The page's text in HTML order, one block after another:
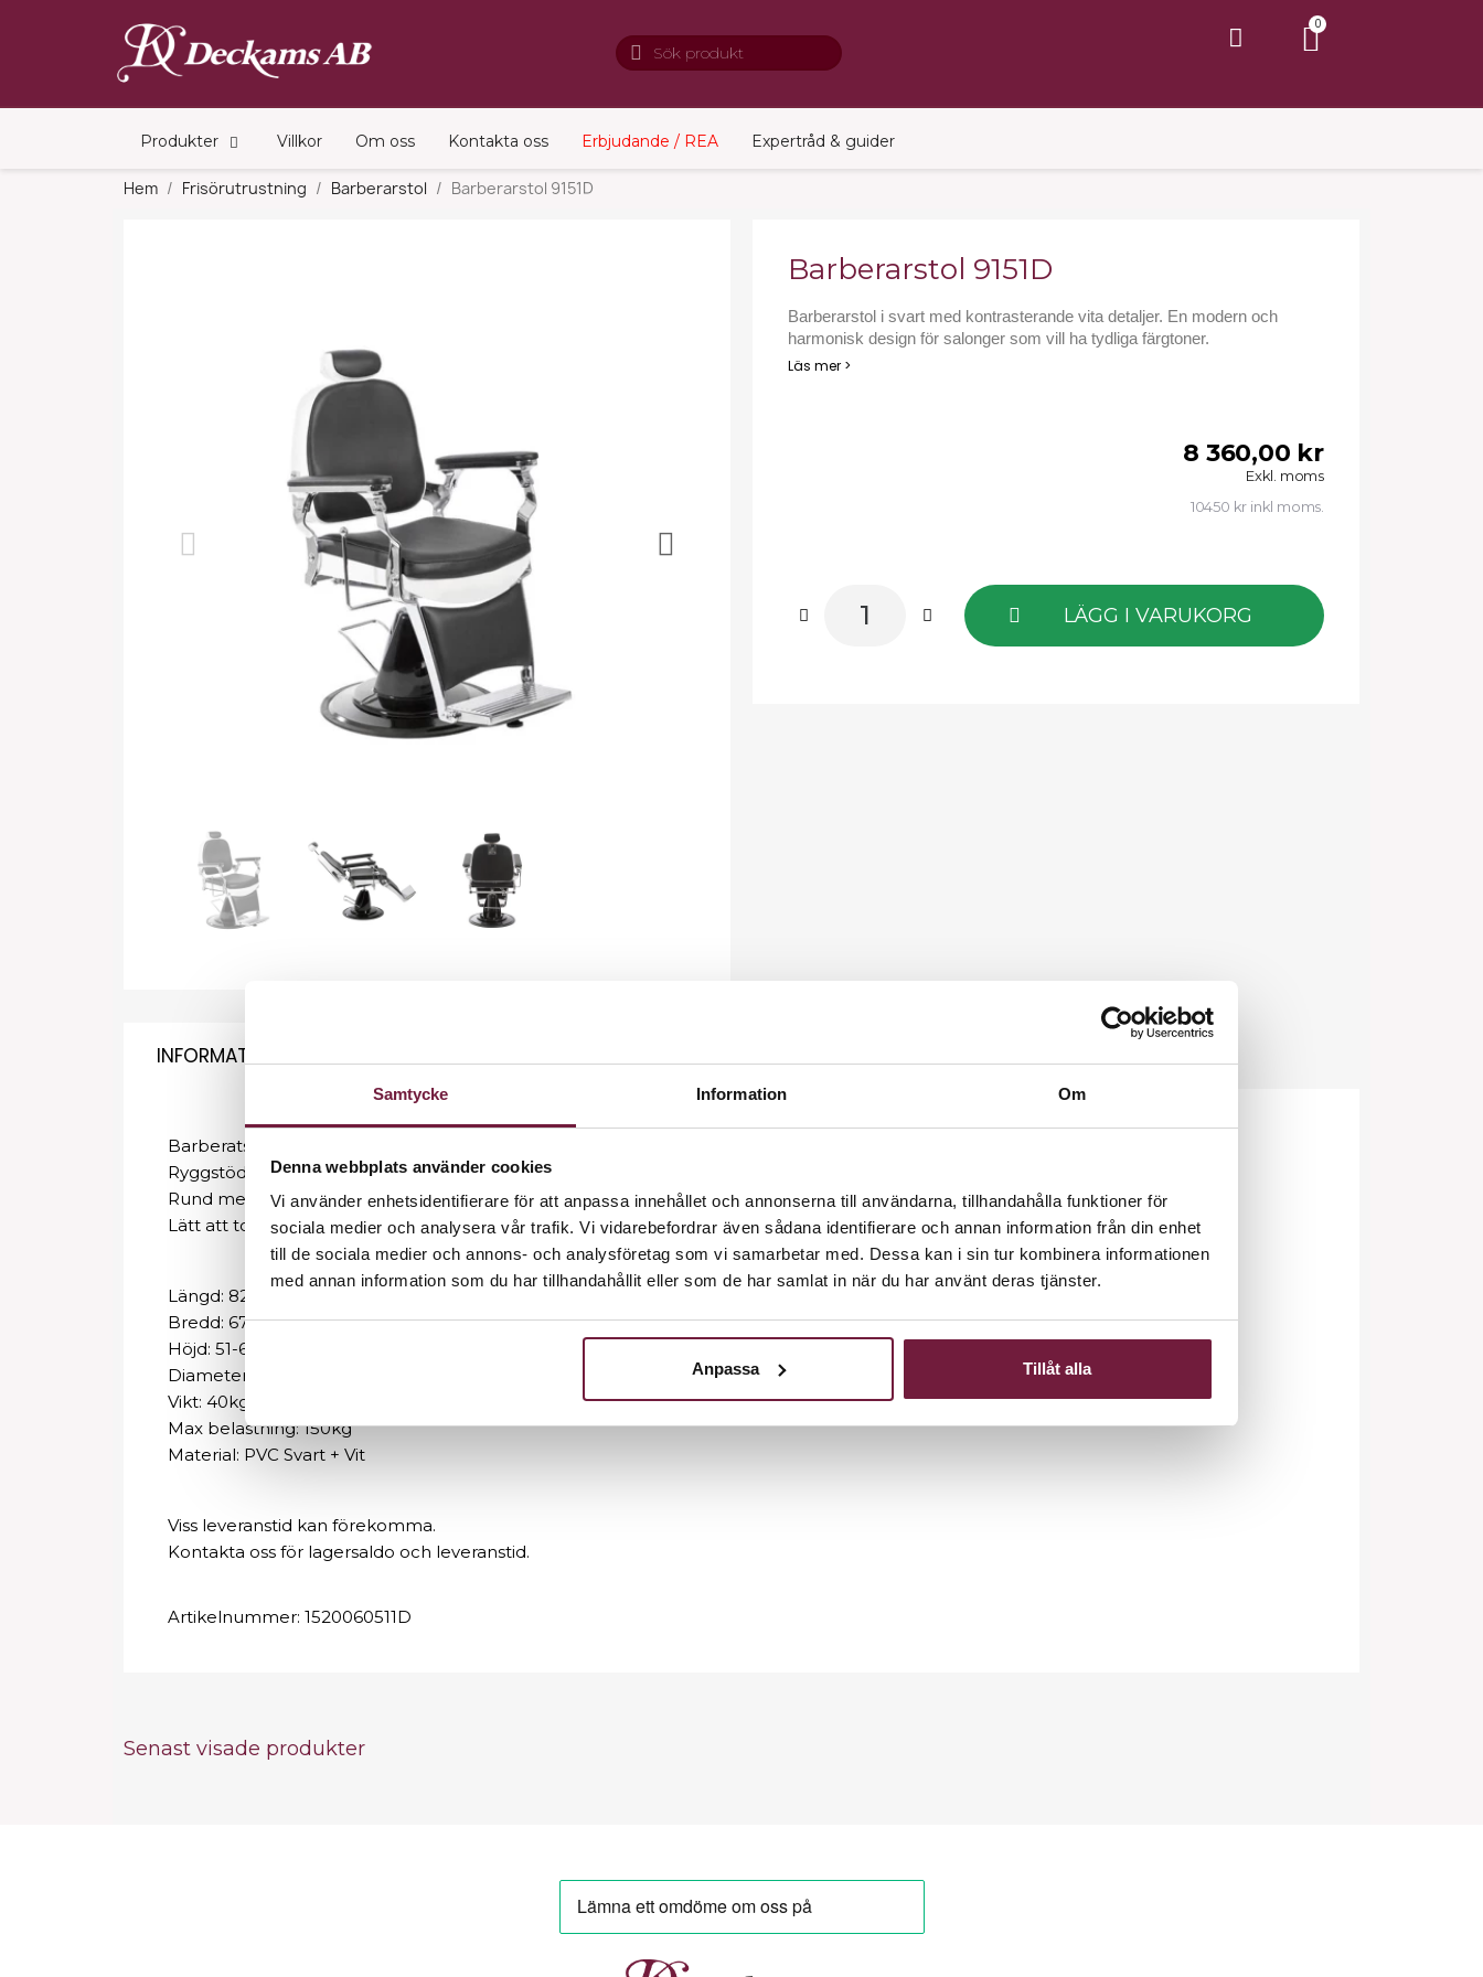
Samtycke Information Om
Denna webbplats använder cookies
Vi använder enhetsidentifierare för att anpassa innehållet och annonserna till användarna, tillhandahålla funktioner för
sociala medier och analysera vår trafik. Vi vidarebefordrar även sådana identifierare och annan information från din enhet
till de sociala medier och annons- och analysföretag som vi samarbetar med. Dessa kan i sin tur kombinera informationen
med annan information som du har tillhandahållit eller som de har samlat in när du har använt deras tjänster.
Anpassa Tillåt alla
Produkter Villkor Om oss Kontakta oss Erbjudande / REA Expertråd & guider
Hem Frisörutrustning Barberarstol Barberarstol 9151D
Barberarstol 9151D
Barberarstol i svart med kontrasterande vita detaljer. En modern och
harmonisk design för salonger som vill ha tydliga färgtoner.
Läs mer >
8 360,00 kr
Exkl. moms
10450 kr inkl moms.
LÄGG I VARUKORG
INFORMATION
Barberatstol med uppdragbart nackstöd upp till 20cm.
Ryggstödet kan justera bakåt med hjälp utav en spak.
Rund metallbas som gör stolen stabil.
Lätt att torka av och rengöra.
Längd: 82-132cm
Bredd: 67,5cm
Höjd: 51-64cm
Diameter på bottenplattan: 67cm
Vikt: 40kg
Max belastning: 150kg
Material: PVC Svart + Vit
Viss leveranstid kan förekomma.
Kontakta oss för lagersaldo och leveranstid.
Artikelnummer: 1520060511D
Senast visade produkter